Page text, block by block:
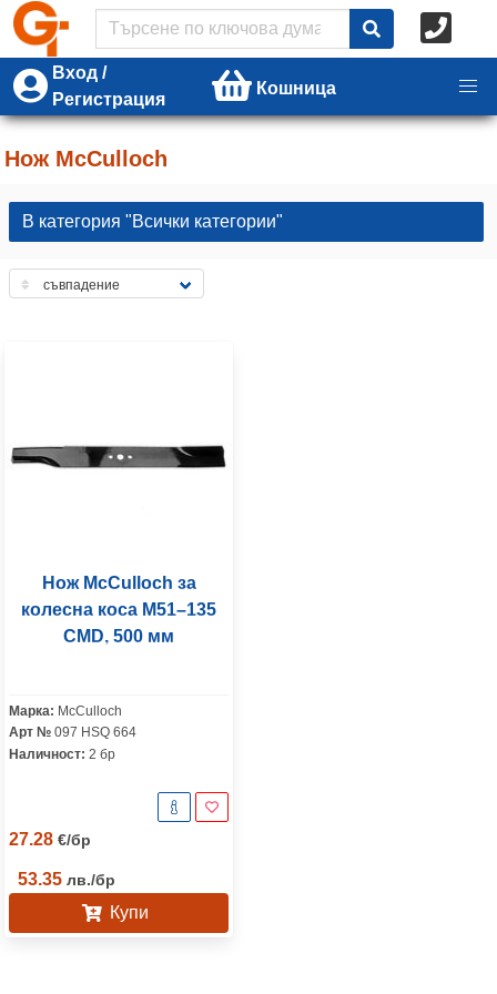
Вход /
Регистрация
Кошница
Нож McCulloch
В категория "Всички категории"
Нож McCulloch за
колесна коса M51–135
CMD, 500 мм
Марка: McCulloch
Арт № 097 HSQ 664
Наличност: 2 бр
27.28 €/бр
53.35 лв./бр
Купи